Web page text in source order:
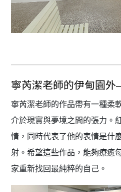
寧芮潔老師的伊甸園
寧芮潔老師的作品帶有一種柔
介於現實與夢境之間的張力。
情，同時代表了他的表情是什
射。希望這些作品，能夠療癒
家重新找回最純粹的自己。